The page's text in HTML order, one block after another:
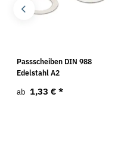
Passscheiben DIN 988
Edelstahl A2
ab 1,33 € *